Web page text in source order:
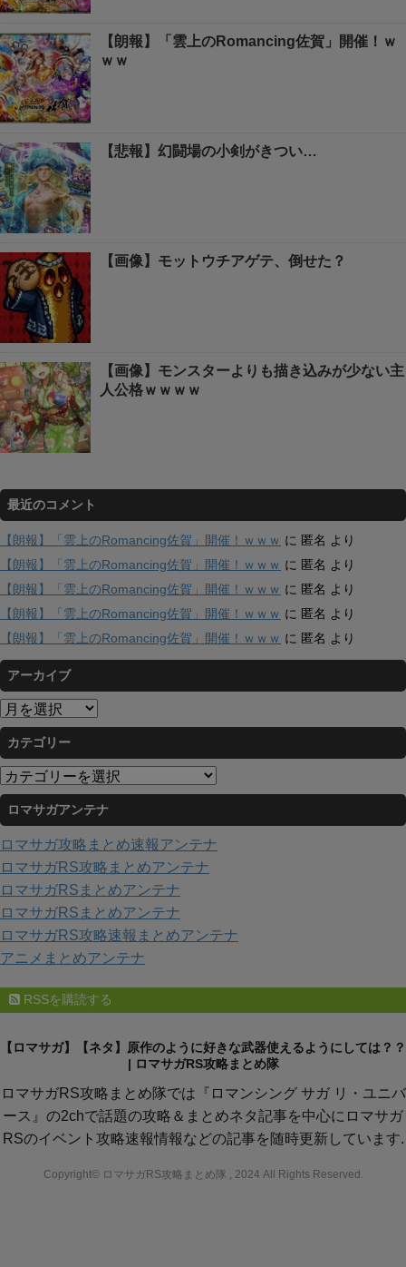
【朗報】「雲上のRomancing佐賀」開催！ｗ
ｗｗ
【悲報】幻闘場の小剣がきつい…
【画像】モットウチアゲテ、倒せた？
【画像】モンスターよりも描き込みが少ない主
人公格ｗｗｗｗ
最近のコメント
【朗報】「雲上のRomancing佐賀」開催！ｗｗｗ に 匿名 より
【朗報】「雲上のRomancing佐賀」開催！ｗｗｗ に 匿名 より
【朗報】「雲上のRomancing佐賀」開催！ｗｗｗ に 匿名 より
【朗報】「雲上のRomancing佐賀」開催！ｗｗｗ に 匿名 より
【朗報】「雲上のRomancing佐賀」開催！ｗｗｗ に 匿名 より
アーカイブ
ア
ー
カ
イ
ブ
カテゴリー
カ
テ
ゴ
リ
ー
ロマサガアンテナ
ロマサガ攻略まとめ速報アンテナ
ロマサガRS攻略まとめアンテナ
ロマサガRSまとめアンテナ
ロマサガRSまとめアンテナ
ロマサガRS攻略速報まとめアンテナ
アニメまとめアンテナ
RSSを購読する
【ロマサガ】【ネタ】原作のように好きな武器使えるようにしては？？
| ロマサガRS攻略まとめ隊
ロマサガRS攻略まとめ隊では『ロマンシング サガ リ・ユニバ
ース』の2chで話題の攻略＆まとめネタ記事を中心にロマサガ
RSのイベント攻略速報情報などの記事を随時更新しています.
Copyright© ロマサガRS攻略まとめ隊 , 2024 All Rights Reserved.